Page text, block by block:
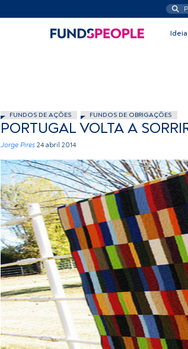
FUNDOS DE AÇÕES FUNDOS DE OBRIGAÇÕES
PORTUGAL VOLTA A
Jorge Pires 24 abril 2014